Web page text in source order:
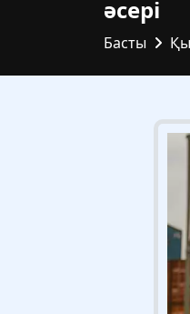
әсері
Басты